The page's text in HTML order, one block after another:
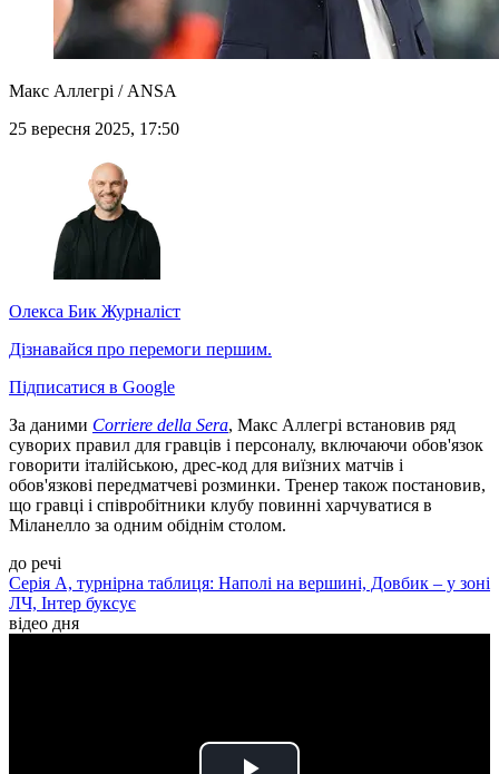
Макс Аллегрі / ANSA
25 вересня 2025, 17:50
Олекса Бик Журналіст
Дізнавайся про перемоги першим.
Підписатися в Google
За даними Corriere della Sera, Макс Аллегрі встановив ряд
суворих правил для гравців і персоналу, включаючи обов'язок
говорити італійською, дрес-код для виїзних матчів і
обов'язкові передматчеві розминки. Тренер також постановив,
що гравці і співробітники клубу повинні харчуватися в
Міланелло за одним обіднім столом.
до речі
Серія А, турнірна таблиця: Наполі на вершині, Довбик – у зоні
ЛЧ, Інтер буксує
відео дня